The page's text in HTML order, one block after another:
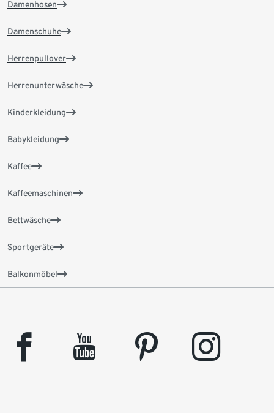
Damenhosen
Damenschuhe
Herrenpullover
Herrenunterwäsche
Kinderkleidung
Babykleidung
Kaffee
Kaffeemaschinen
Bettwäsche
Sportgeräte
Balkonmöbel
facebook youtube pinterest instagram